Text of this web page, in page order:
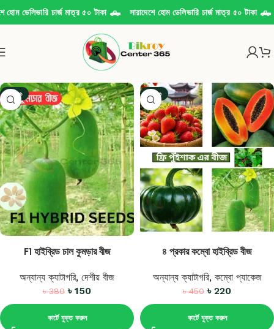
ডেলিভারি চার্জ মাত্র ৫০ টাকা 🛻সারাদেশে হোম ডেলিভারি চার্জ মাত্র ৫০ টাকা 🛻
-61%
F1 হাইব্রিড চাল কুমড়ার বীজ
অন্যান্য ক্যাটাগরি, দেশীয় বীজ
৳380 ৳ 150
কার্টে যুক্ত করুন
-51%
৪ প্রকার কম্বো হাইব্রিড বীজ
অন্যান্য ক্যাটাগরি, কম্বো প্যাকেজ
৳450 ৳ 220
কার্টে যুক্ত করুন